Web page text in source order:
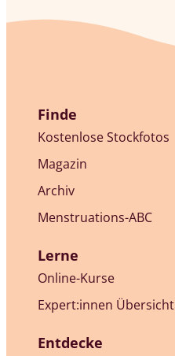
Finde
Kostenlose Stockfotos
Magazin
Archiv
Menstruations-ABC
Lerne
Online-Kurse
Expert:innen Übersicht
Entdecke